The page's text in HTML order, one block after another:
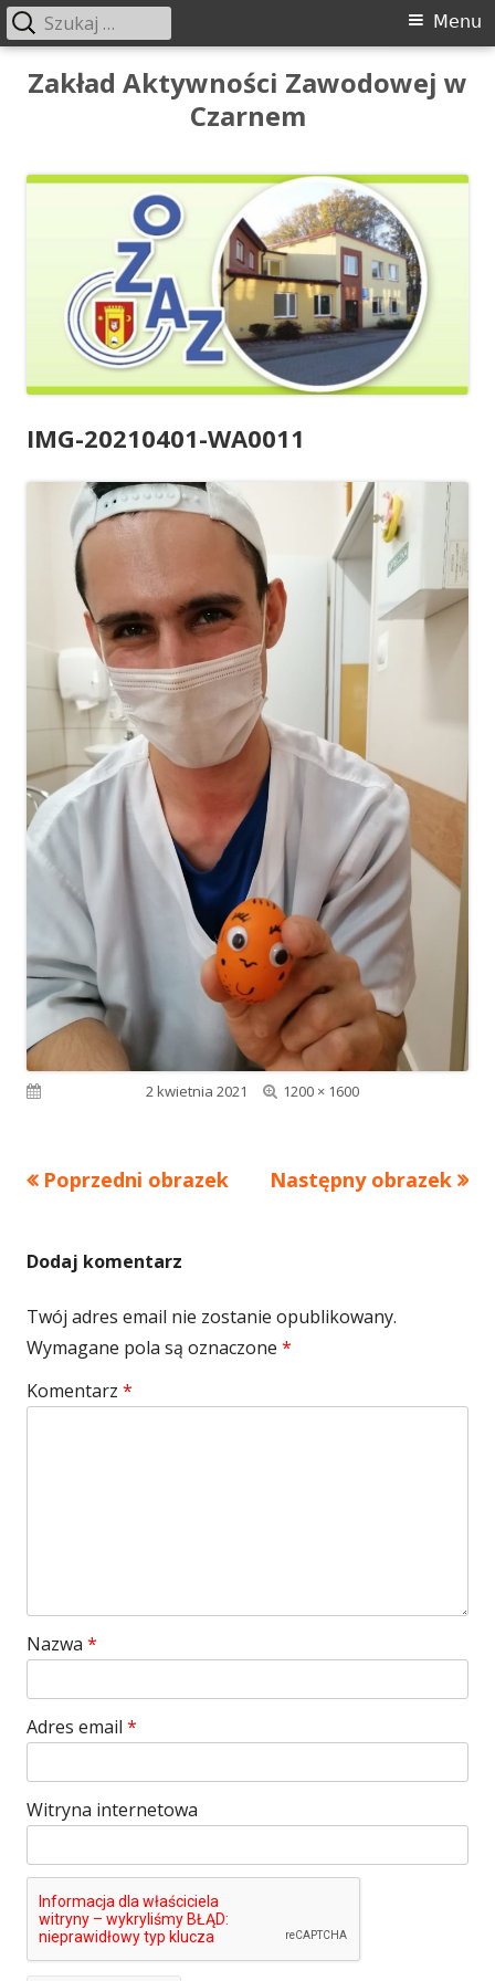
Przeskocz
Zakład Aktywności Zawodowej w
Czarnem
Menu
główne
Menu
Szukaj:
IMG-20210401-WA0011
Opublikowano2 kwietnia 2021
Pełny
1200 × 1600
Poprzedni obrazek Następny obrazek
Dodaj komentarz
Twój adres email nie zostanie opublikowany.
Wymagane pola są oznaczone *
Komentarz *
Nazwa *
Adres email *
Witryna internetowa